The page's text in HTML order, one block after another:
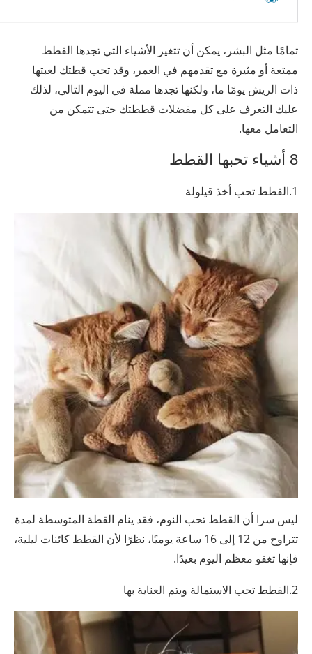
تمامًا مثل البشر، يمكن أن تتغير الأشياء التي تجدها القطط
ممتعة أو مثيرة مع تقدمهم في العمر، وقد تحب قطتك لعبتها
ذات الريش يومًا ما، ولكنها تجدها مملة في اليوم التالي، لذلك
عليك التعرف على كل مفضلات قططتك حتى تتمكن من
التعامل معها.
8 أشياء تحبها القطط
1.القطط تحب أخذ قيلولة
ليس سرا أن القطط تحب النوم، فقد ينام القطة المتوسطة لمدة
تتراوح من 12 إلى 16 ساعة يوميًا، نظرًا لأن القطط كائنات ليلية،
فإنها تغفو معظم اليوم بعيدًا.
2.القطط تحب الاستمالة ويتم العناية بها